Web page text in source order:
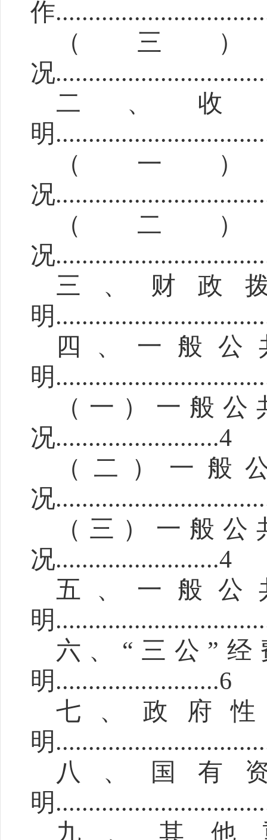
作......................
（三
况
二、收
明
（一
况
（二
况
三 、财政
明..................
四 、一般公
明................................
（一）一般
况.........................4
（二）一般
况............
（三）一般
况.........................4
五 、一般公
明................
六 、 “ 三公 ” 经
明.........................6
七 、政府
明............................
八、国有
明..............................
九 、其他